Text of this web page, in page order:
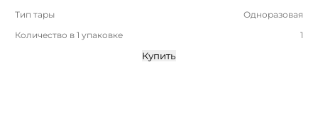
Тип тары
Одноразовая
Количество в 1 упаковке
1
Купить